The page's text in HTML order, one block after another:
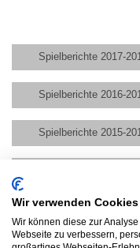
Spielberichte 2017-
Spielberichte 2016-
Spielberichte 2015-
Spielberichte 2013-
Wir verwenden Cookies
Wir können diese zur
Webseite zu verbessern,